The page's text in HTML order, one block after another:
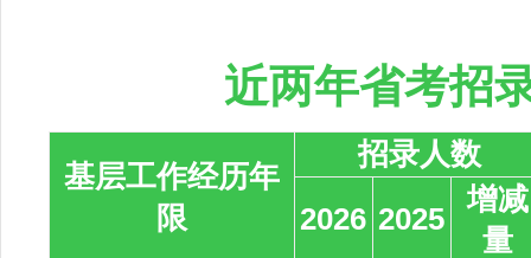
近两年省考招
基层工作经历年
限
招录人数
2026 2025
增减
量